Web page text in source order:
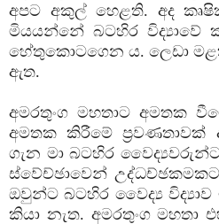
අපට අකුල් හෙළති. අද
මියයන්නේ බටහිර විද්‍යාවේ
හේතුකොටගෙන ය. ලෙඩා
ඇත.
අමරතුංග මහතාට අමතක
අමතක කිරීමේ
ගැන මා බටහිර
ස්‌වේච්ඡාවෙන්
ඔවුන්ට බටහිර වෛද්‍ය විද්‍යාව
කියා නැත. අමරතුංග